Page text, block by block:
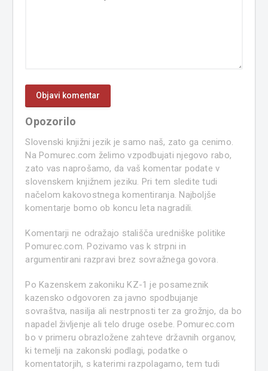
Opozorilo
Slovenski knjižni jezik je samo naš, zato ga cenimo.
Na Pomurec.com želimo vzpodbujati njegovo rabo,
zato vas naprošamo, da vaš komentar podate v
slovenskem knjižnem jeziku. Pri tem sledite tudi
načelom kakovostnega komentiranja. Najboljše
komentarje bomo ob koncu leta nagradili.
Komentarji ne odražajo stališča uredniške politike
Pomurec.com. Pozivamo vas k strpni in
argumentirani razpravi brez sovražnega govora.
Po Kazenskem zakoniku KZ-1 je posameznik
kazensko odgovoren za javno spodbujanje
sovraštva, nasilja ali nestrpnosti ter za grožnjo, da bo
napadel življenje ali telo druge osebe. Pomurec.com
bo v primeru obrazložene zahteve državnih organov,
ki temelji na zakonski podlagi, podatke o
komentatorjih, s katerimi razpolagamo, tem tudi